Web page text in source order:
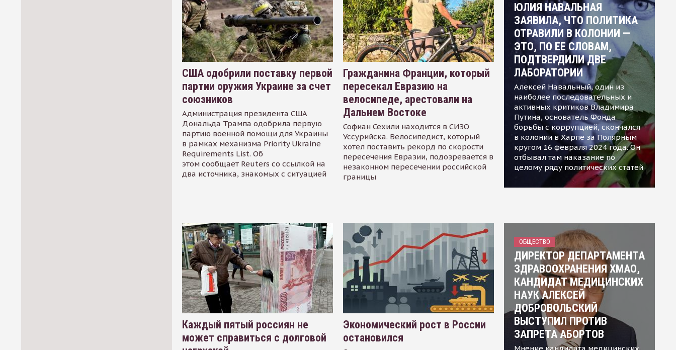
США одобрили поставку первой
партии оружия Украине за счет
союзников
Администрация президента США
Дональда Трампа одобрила первую
партию военной помощи для Украины
в рамках механизма Priority Ukraine
Requirements List. Об
этом сообщает Reuters со ссылкой на
два источника, знакомых с ситуацией
Гражданина Франции, который
пересекал Евразию на
велосипеде, арестовали на
Дальнем Востоке
Софиан Сехили находится в СИЗО
Уссурийска. Велосипедист, который
хотел поставить рекорд по скорости
пересечения Евразии, подозревается в
незаконном пересечении российской
границы
ЮЛИЯ НАВАЛЬНАЯ
ЗАЯВИЛА, ЧТО ПОЛИТИКА
ОТРАВИЛИ В КОЛОНИИ —
ЭТО, ПО ЕЕ СЛОВАМ,
ПОДТВЕРДИЛИ ДВЕ
ЛАБОРАТОРИИ
Алексей Навальный, один из
наиболее последовательных и
активных критиков Владимира
Путина, основатель Фонда
борьбы с коррупцией, скончался
в колонии в Харпе за Полярным
кругом 16 февраля 2024 года. Он
отбывал там наказание по
целому ряду политических статей
Каждый пятый россиян не
может справиться с долговой
Экономический рост в России
остановился
ОБЩЕСТВО
ДИРЕКТОР ДЕПАРТАМЕНТА
ЗДРАВООХРАНЕНИЯ ХМАО,
КАНДИДАТ МЕДИЦИНСКИХ
НАУК АЛЕКСЕЙ
ДОБРОВОЛЬСКИЙ
ВЫСТУПИЛ ПРОТИВ
ЗАПРЕТА АБОРТОВ